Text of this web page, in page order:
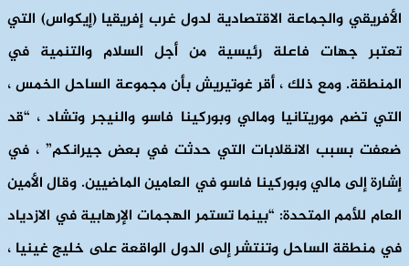
الأفريقي والجماعة الاقتصادية لدول غرب إفريقيا (إيكواس) التي
تعتبر جهات فاعلة رئيسية من أجل السلام والتنمية في
المنطقة. ومع ذلك ، أقر غوتيريش بأن مجموعة الساحل الخمس ،
التي تضم موريتانيا ومالي وبوركينا فاسو والنيجر وتشاد ، “قد
ضعفت بسبب الانقلابات التي حدثت في بعض جيرانكم” ، في
إشارة إلى مالي وبوركينا فاسو في العامين الماضيين. وقال الأمين
العام للأمم المتحدة: “بينما تستمر الهجمات الإرهابية في الازدياد
في منطقة الساحل وتنتشر إلى الدول الواقعة على خليج غينيا ،